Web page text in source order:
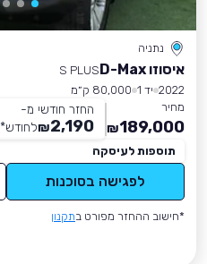
נתניה
איסוזו D-Max
S PLUS
2022 יד 1
80,000 ק״מ
מחיר
189,000
₪
החזר חודשי מ-
2,190
₪לחודש*
תוספות לעיסקה
לפגישה בסוכנות
*חישוב ההחזר מפורט בתקנון